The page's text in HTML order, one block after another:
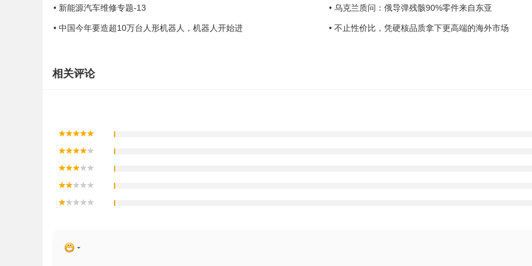
• 新能源汽车维修专题-13 • 乌克兰质问：俄导弹残骸90%零件来自东亚
• 中国今年要造超10万台人形机器人，机器人开始进 • 不止性价比，凭硬核品质拿下更高端的海外市场
相关评论